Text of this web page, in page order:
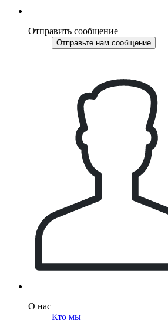
Отправить сообщение
Отправьте нам сообщение
О нас
Кто мы